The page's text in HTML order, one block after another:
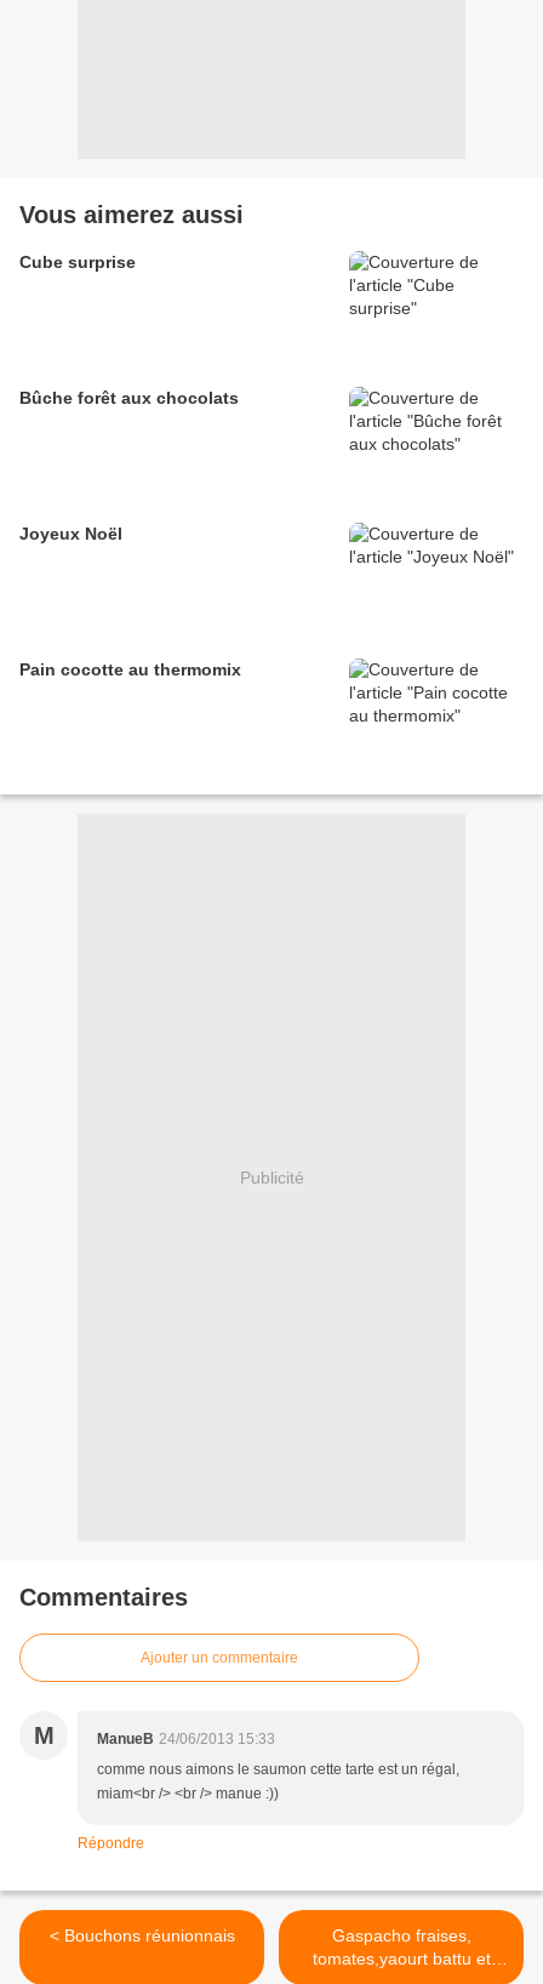
Vous aimerez aussi
Cube surprise
Bûche forêt aux chocolats
Joyeux Noël
Pain cocotte au thermomix
Publicité
Commentaires
Ajouter un commentaire
M ManueB 24/06/2013 15:33
comme nous aimons le saumon cette tarte est un régal,
miam<br /> <br /> manue :))
Répondre
< Bouchons réunionnais
Gaspacho fraises,
tomates,yaourt battu et